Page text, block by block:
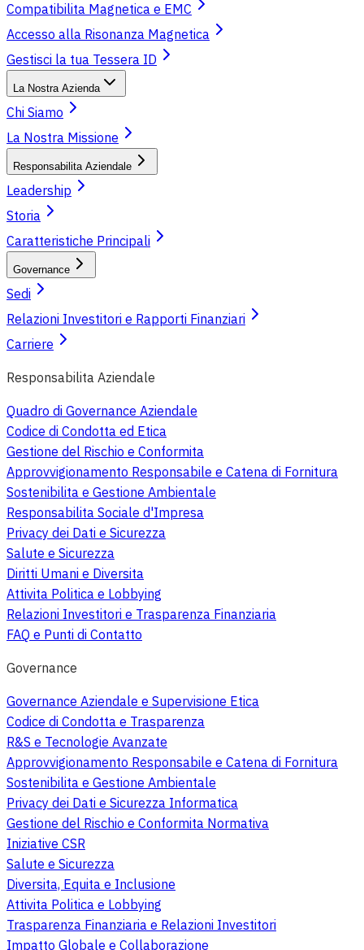
Compatibilita Magnetica e EMC
Accesso alla Risonanza Magnetica
Gestisci la tua Tessera ID
La Nostra Azienda
Chi Siamo
La Nostra Missione
Responsabilita Aziendale
Leadership
Storia
Caratteristiche Principali
Governance
Sedi
Relazioni Investitori e Rapporti Finanziari
Carriere
Responsabilita Aziendale
Quadro di Governance Aziendale
Codice di Condotta ed Etica
Gestione del Rischio e Conformita
Approvvigionamento Responsabile e Catena di Fornitura
Sostenibilita e Gestione Ambientale
Responsabilita Sociale d'Impresa
Privacy dei Dati e Sicurezza
Salute e Sicurezza
Diritti Umani e Diversita
Attivita Politica e Lobbying
Relazioni Investitori e Trasparenza Finanziaria
FAQ e Punti di Contatto
Governance
Governance Aziendale e Supervisione Etica
Codice di Condotta e Trasparenza
R&S e Tecnologie Avanzate
Approvvigionamento Responsabile e Catena di Fornitura
Sostenibilita e Gestione Ambientale
Privacy dei Dati e Sicurezza Informatica
Gestione del Rischio e Conformita Normativa
Iniziative CSR
Salute e Sicurezza
Diversita, Equita e Inclusione
Attivita Politica e Lobbying
Trasparenza Finanziaria e Relazioni Investitori
Impatto Globale e Collaborazione